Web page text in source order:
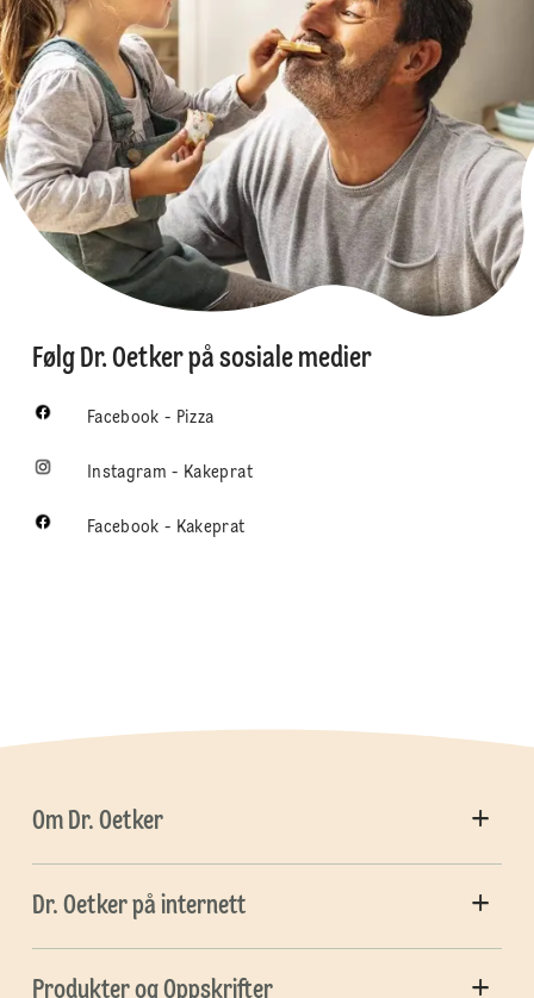
Følg Dr. Oetker på sosiale medier
Facebook - Pizza
Instagram - Kakeprat
Facebook - Kakeprat
Om Dr. Oetker
Dr. Oetker på internett
Produkter og Oppskrifter